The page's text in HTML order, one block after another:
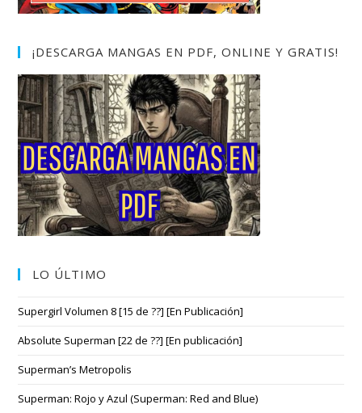
¡DESCARGA MANGAS EN PDF, ONLINE Y GRATIS!
LO ÚLTIMO
Supergirl Volumen 8 [15 de ??] [En Publicación]
Absolute Superman [22 de ??] [En publicación]
Superman’s Metropolis
Superman: Rojo y Azul (Superman: Red and Blue)